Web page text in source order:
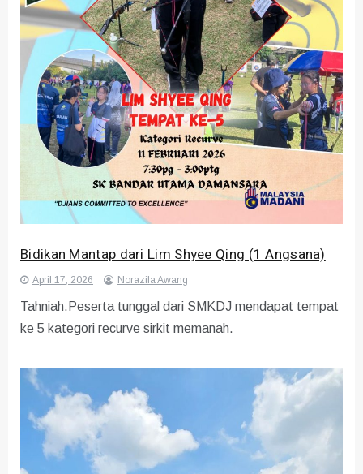
Bidikan Mantap dari Lim Shyee Qing (1 Angsana)
April 17, 2026 Norazila Awang
Tahniah.Peserta tunggal dari SMKDJ mendapat tempat
ke 5 kategori recurve sirkit memanah.